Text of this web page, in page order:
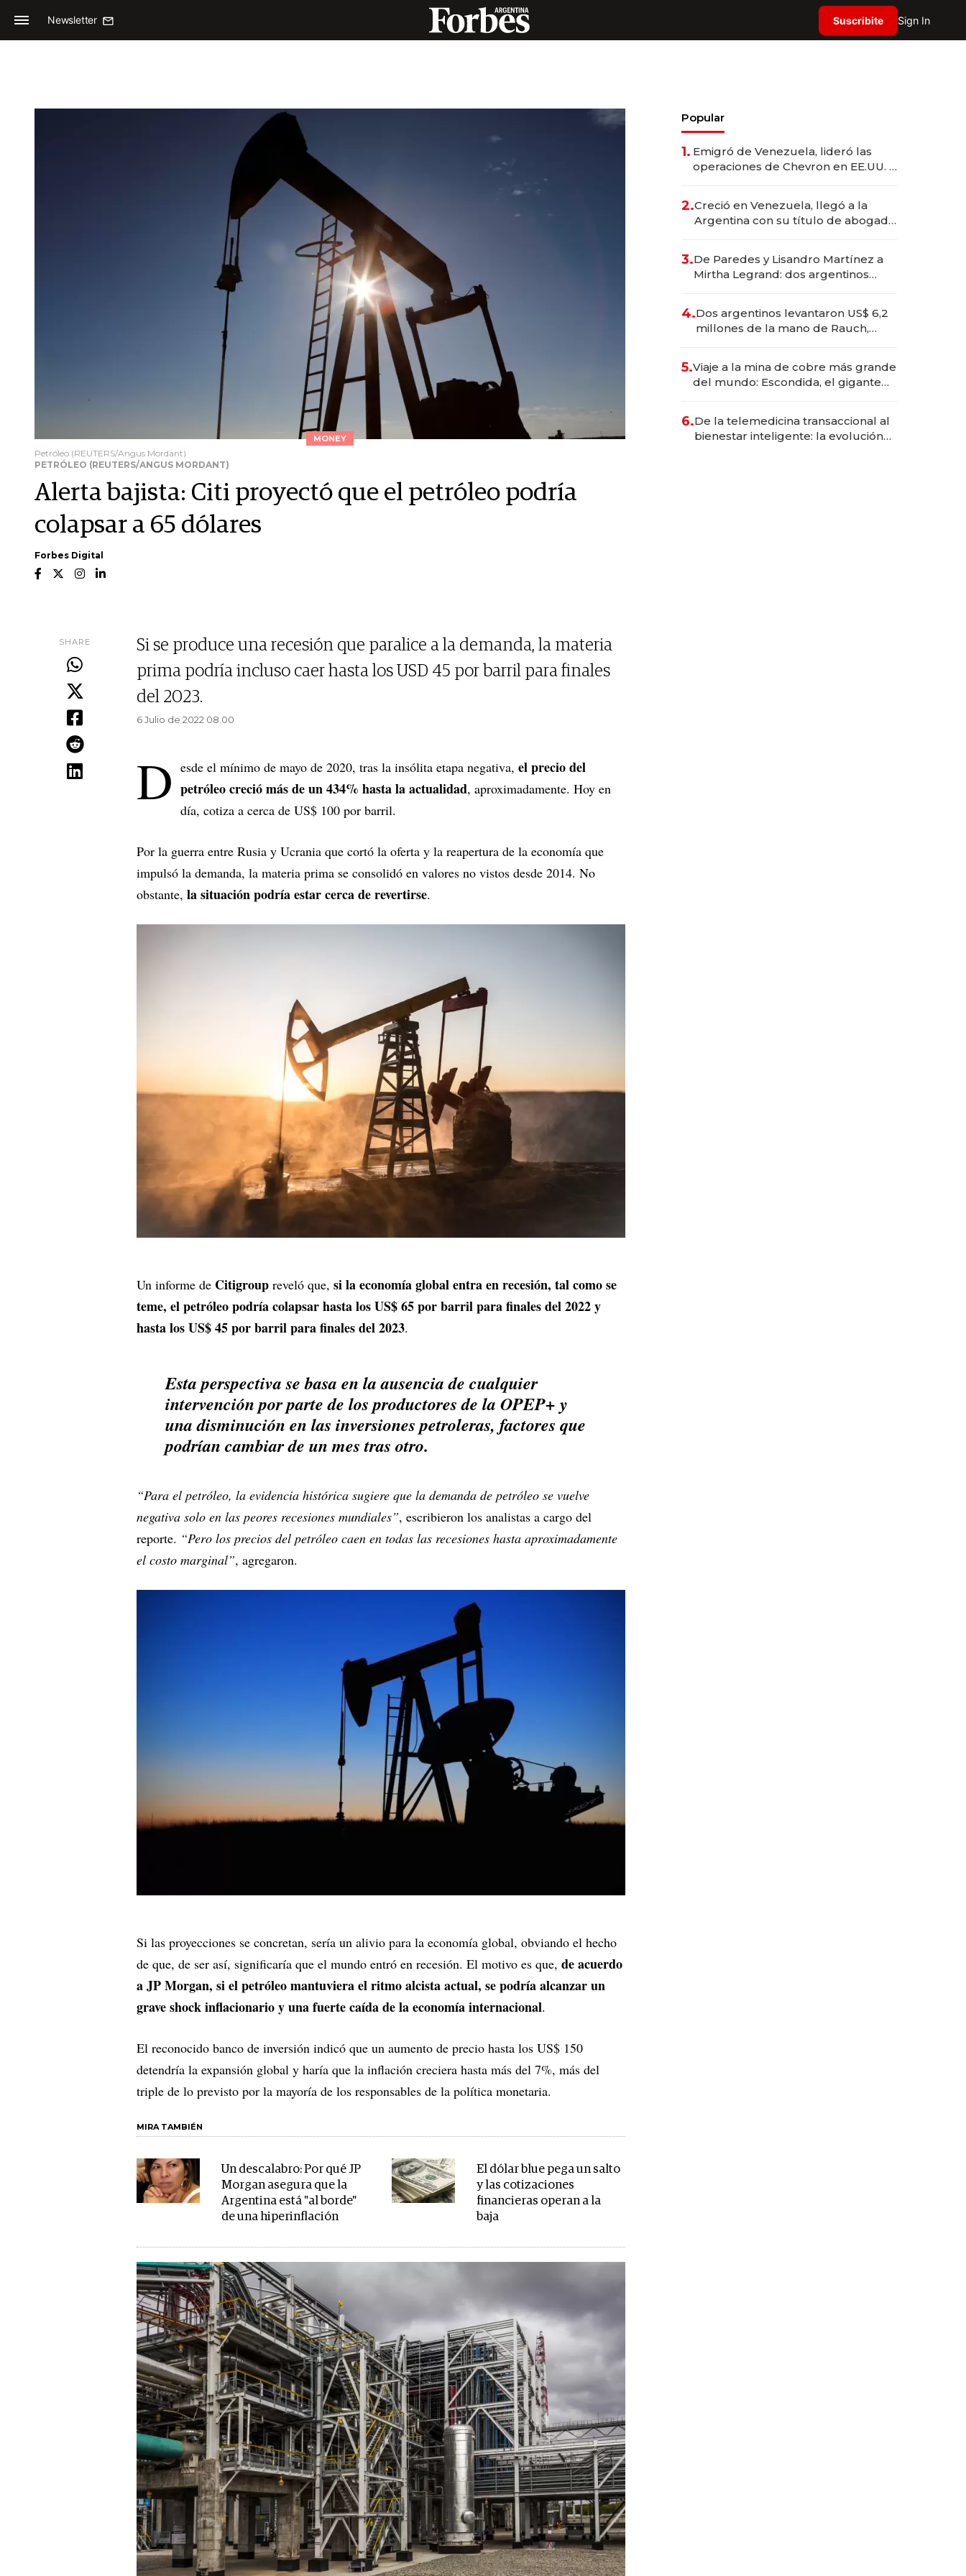
Newsletter Suscribite Sign In
MONEY
Petróleo (REUTERS/Angus Mordant)
PETRÓLEO (REUTERS/ANGUS MORDANT)
Alerta bajista: Citi proyectó que el petróleo podría
colapsar a 65 dólares
Forbes Digital
SHARE
Si se produce una recesión que paralice a la demanda, la materia
prima podría incluso caer hasta los USD 45 por barril para finales
del 2023.
6 Julio de 2022 08.00
D esde el mínimo de mayo de 2020, tras la insólita etapa negativa, el precio del
petróleo creció más de un 434% hasta la actualidad, aproximadamente. Hoy en
día, cotiza a cerca de US$ 100 por barril.
Por la guerra entre Rusia y Ucrania que cortó la oferta y la reapertura de la economía que
impulsó la demanda, la materia prima se consolidó en valores no vistos desde 2014. No
obstante, la situación podría estar cerca de revertirse.
Un informe de Citigroup reveló que, si la economía global entra en recesión, tal como se
teme, el petróleo podría colapsar hasta los US$ 65 por barril para finales del 2022 y
hasta los US$ 45 por barril para finales del 2023.
Esta perspectiva se basa en la ausencia de cualquier
intervención por parte de los productores de la OPEP+ y
una disminución en las inversiones petroleras, factores que
podrían cambiar de un mes tras otro.
“Para el petróleo, la evidencia histórica sugiere que la demanda de petróleo se vuelve
negativa solo en las peores recesiones mundiales”, escribieron los analistas a cargo del
reporte. “Pero los precios del petróleo caen en todas las recesiones hasta aproximadamente
el costo marginal”, agregaron.
Si las proyecciones se concretan, sería un alivio para la economía global, obviando el hecho
de que, de ser así, significaría que el mundo entró en recesión. El motivo es que, de acuerdo
a JP Morgan, si el petróleo mantuviera el ritmo alcista actual, se podría alcanzar un
grave shock inflacionario y una fuerte caída de la economía internacional.
El reconocido banco de inversión indicó que un aumento de precio hasta los US$ 150
detendría la expansión global y haría que la inflación creciera hasta más del 7%, más del
triple de lo previsto por la mayoría de los responsables de la política monetaria.
MIRA TAMBIÉN
Un descalabro: Por qué JP
Morgan asegura que la
Argentina está "al borde"
de una hiperinflación
El dólar blue pega un salto
y las cotizaciones
financieras operan a la
baja
Popular
1. Emigró de Venezuela, lideró las
operaciones de Chevron en EE.UU. y
2.Creció en Venezuela, llegó a la
Argentina con su título de abogado
marcas "fast premium"
3.De Paredes y Lisandro Martínez a
Mirtha Legrand: dos argentinos
deportivo y el cuidado corporal
4.Dos argentinos levantaron US$ 6,2
millones de la mano de Rauch,
5.Viaje a la mina de cobre más grande
del mundo: Escondida, el gigante
6.De la telemedicina transaccional al
bienestar inteligente: la evolución